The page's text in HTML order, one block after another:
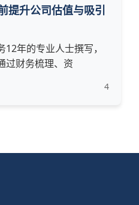
提升公司估值与吸引
年的专业人士撰写，
过财务梳理、资
4